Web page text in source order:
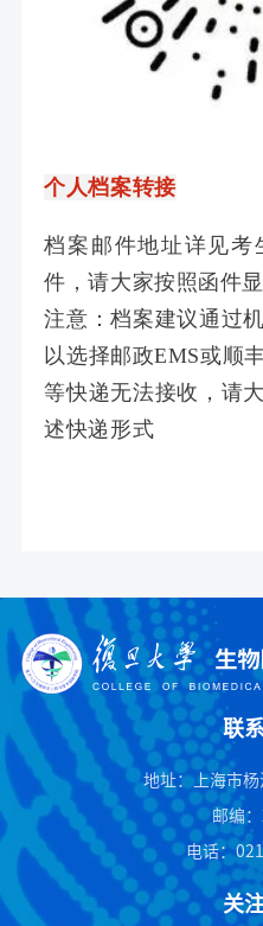
个人档案转接
档案邮件地址详见考
件，请大家按照函件
注意：档案建议通过
以选择邮政EMS或顺
等快递无法接收，请
述快递形式
联
地址：上海市
邮编
电话：
关